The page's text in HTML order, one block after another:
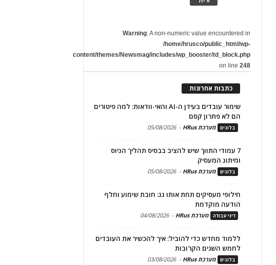
Warning: A non-numeric value encountered in
/home/hrusco/public_html/wp-
content/themes/Newsmag/includes/wp_booster/td_block.php
on line248
כתבות אחרונות
שימור עובדים בעידן ה-AI והאי-וודאות: למה פיטורים
הם לא פתרון קסם
בלוגים מערכת HRus -
05/08/2026
7 עמודי התווך שיש להציב בבסיס תהליך הגיוס
ומיתוג המעסיק
בלוגים מערכת HRus -
05/08/2026
חילופי מעסיקים תחת אותו גג: חובת שימוע וחלף
הודעה מוקדמת
דיני עבודה מערכת HRus -
04/08/2026
ללמוד מחדש כדי להוביל: איך להכשיר את העובדים
לחמש השנים הקרובות
בלוגים מערכת HRus -
03/08/2026